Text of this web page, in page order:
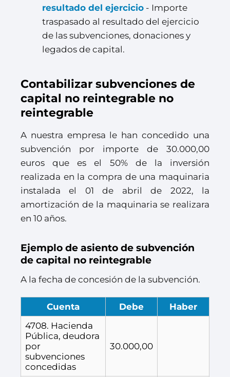
resultado del ejercicio - Importe
traspasado al resultado del ejercicio
de las subvenciones, donaciones y
legados de capital.
Contabilizar subvenciones de
capital no reintegrable no
reintegrable
A nuestra empresa le han concedido una
subvención por importe de 30.000,00
euros que es el 50% de la inversión
realizada en la compra de una maquinaria
instalada el 01 de abril de 2022, la
amortización de la maquinaria se realizara
en 10 años.
Ejemplo de asiento de subvención
de capital no reintegrable
A la fecha de concesión de la subvención.
Cuenta Debe
Haber
4708. Hacienda
Pública, deudora
por
subvenciones
concedidas
30.000,00